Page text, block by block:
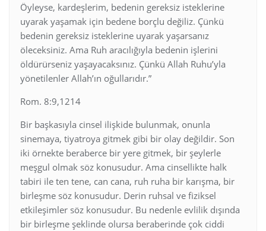
Öyleyse, kardeşlerim, bedenin gereksiz isteklerine
uyarak yaşamak için bedene borçlu değiliz. Çünkü
bedenin gereksiz isteklerine uyarak yaşarsanız
öleceksiniz. Ama Ruh aracılığıyla bedenin işlerini
öldürürseniz yaşayacaksınız. Çünkü Allah Ruhu’yla
yönetilenler Allah’ın oğullarıdır.”
Rom. 8:9,1214
Bir başkasıyla cinsel ilişkide bulunmak, onunla
sinemaya, tiyatroya gitmek gibi bir olay değildir. Son
iki örnekte beraberce bir yere gitmek, bir şeylerle
meşgul olmak söz konusudur. Ama cinsellikte halk
tabiri ile ten tene, can cana, ruh ruha bir karışma, bir
birleşme söz konusudur. Derin ruhsal ve fiziksel
etkileşimler söz konusudur. Bu nedenle evlilik dışında
bir birleşme şeklinde olursa beraberinde çok ciddi